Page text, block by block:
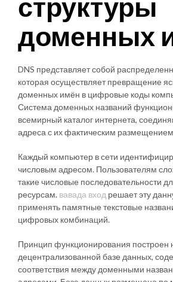
структуры
доменных
DNS представляет собой
которая осуществляет превращение
доменных имён в цифровые коды
Система доменных названий
всемирный каталог интернета,
адреса с их фактическим размещением
Каждый компьютер в сети
числовым адресом. Пользователям
такие числовые последовательности
ресурсам. вавада вход решает эту
применять памятные текстовые
цифровых комбинаций.
Принцип функционирования построен
децентрализованной базе данных,
соответствия между доменными